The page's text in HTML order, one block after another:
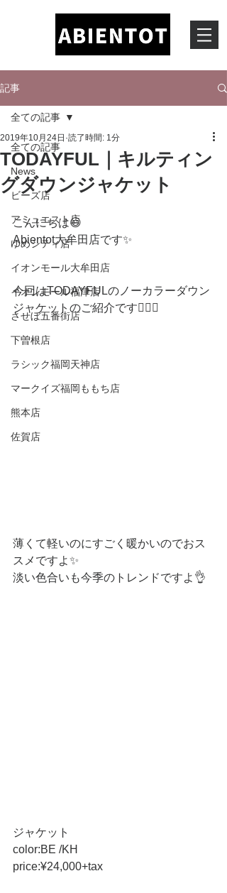
記事
全ての記事
News
ビーズ店
アミュエスト店
ゆめシティ店
イオンモール大牟田店
イオンモール福津店
させぼ五番街店
下曽根店
ラシック福岡天神店
マークイズ福岡ももち店
熊本店
佐賀店
全ての記事
TODAYFUL｜キルティン
グダウンジャケット
2019年10月24日 読了時間: 1分
こんにちは😃
Abientot大牟田店です✨
今回はTODAYFULのノーカラーダウン
ジャケットのご紹介です💁🏼‍♀️
薄くて軽いのにすごく暖かいのでおス
スメですよ✨
淡い色合いも今季のトレンドですよ👌
ジャケット
color:BE /KH
price:¥24,000+tax